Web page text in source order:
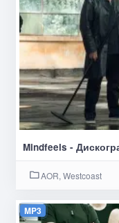
Mindfeels -
AOR, Westcoast
MP3